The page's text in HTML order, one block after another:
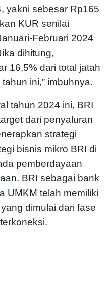
yakni sebesar Rp165
KUR senilai
Februari 2024
dihitung,
16,5% dari total jatah
ini,” imbuhnya.
tahun 2024 ini, BRI
dari penyaluran
strategi
bisnis mikro BRI di
pemberdayaan
BRI sebagai bank
UMKM telah memiliki
dimulai dari fase